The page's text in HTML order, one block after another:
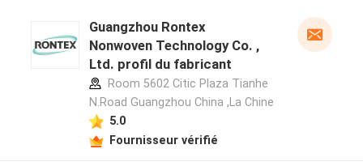
Guangzhou Rontex
Nonwoven Technology Co. ,
Ltd. profil du fabricant
Room 5602 Citic Plaza Tianhe
N.Road Guangzhou China ,La Chine
5.0
Fournisseur vérifié